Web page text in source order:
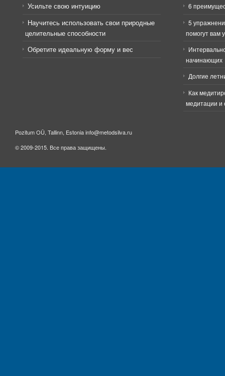
Усильте свою интуицию
Научитесь использовать свои природные
целительные способности
Обретите идеальную форму и вес
6
5
помогут вам
начинающих
Долгие
Как
медитации и
Pozitum OÜ, Tallinn, Estonia info@metodsilva.ru
© 2009-2015. Все права защищены.